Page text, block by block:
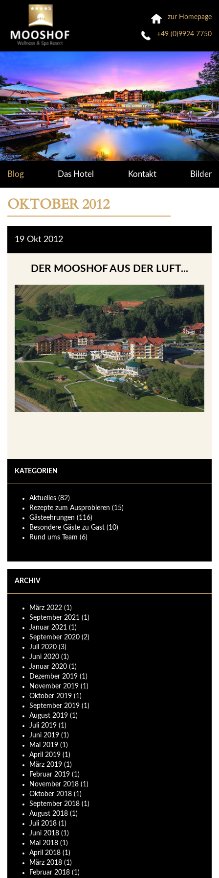
zur Homepage
+49 (0)9924 7750
Blog Das Hotel Kontakt Bilder
OKTOBER 2012
2012
19 Okt
DER MOOSHOF AUS DER LUFT...
KATEGORIEN
Aktuelles (82)
Rezepte zum Ausprobieren (15)
Gästeehrungen (116)
Besondere Gäste zu Gast (10)
Rund ums Team (6)
ARCHIV
März 2022 (1)
September 2021 (1)
Januar 2021 (1)
September 2020 (2)
Juli 2020 (3)
Juni 2020 (1)
Januar 2020 (1)
Dezember 2019 (1)
November 2019 (1)
Oktober 2019 (1)
September 2019 (1)
August 2019 (1)
Juli 2019 (1)
Juni 2019 (1)
Mai 2019 (1)
April 2019 (1)
März 2019 (1)
Februar 2019 (1)
November 2018 (1)
Oktober 2018 (1)
September 2018 (1)
August 2018 (1)
Juli 2018 (1)
Juni 2018 (1)
Mai 2018 (1)
April 2018 (1)
März 2018 (1)
Februar 2018 (1)